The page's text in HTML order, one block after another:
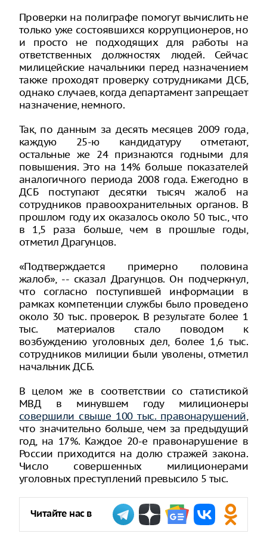
Проверки на полиграфе помогут вычислить не
только уже состоявшихся коррупционеров, но
и просто не подходящих для работы на
ответственных должностях людей. Сейчас
милицейские начальники перед назначением
также проходят проверку сотрудниками ДСБ,
однако случаев, когда департамент запрещает
назначение, немного.
Так, по данным за десять месяцев 2009 года,
каждую 25-ю кандидатуру отметают,
остальные же 24 признаются годными для
повышения. Это на 14% больше показателей
аналогичного периода 2008 года. Ежегодно в
ДСБ поступают десятки тысяч жалоб на
сотрудников правоохранительных органов. В
прошлом году их оказалось около 50 тыс., что
в 1,5 раза больше, чем в прошлые годы,
отметил Драгунцов.
«Подтверждается примерно половина
жалоб», -- сказал Драгунцов. Он подчеркнул,
что согласно поступившей информации в
рамках компетенции службы было проведено
около 30 тыс. проверок. В результате более 1
тыс. материалов стало поводом к
возбуждению уголовных дел, более 1,6 тыс.
сотрудников милиции были уволены, отметил
начальник ДСБ.
В целом же в соответствии со статистикой
МВД в минувшем году милиционеры
совершили свыше 100 тыс. правонарушений,
что значительно больше, чем за предыдущий
год, на 17%. Каждое 20-е правонарушение в
России приходится на долю стражей закона.
Число совершенных милиционерами
уголовных преступлений превысило 5 тыс.
Читайте нас в